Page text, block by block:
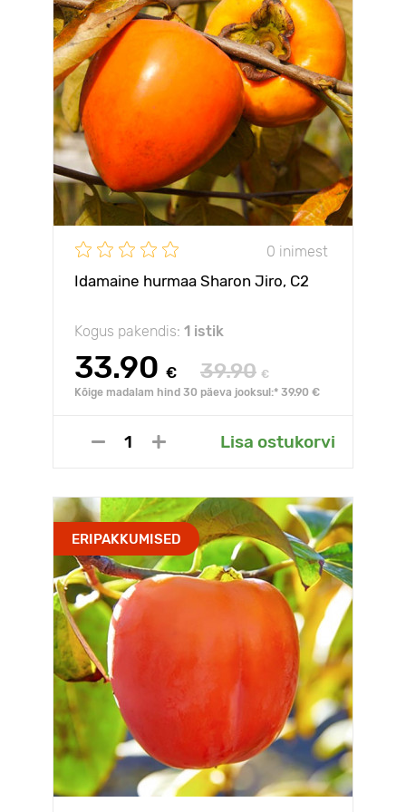
0 inimest
Idamaine hurmaa Sharon Jiro, С2
Kogus pakendis: 1 istik
33.90 € 39.90 €
Kõige madalam hind 30 päeva jooksul:* 39.90 €
Lisa ostukorvi
ERIPAKKUMISED